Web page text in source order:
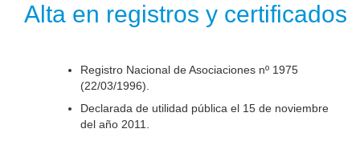
Alta en registros y certificados
Registro Nacional de Asociaciones nº 1975
(22/03/1996).
Declarada de utilidad pública el 15 de noviembre
del año 2011.